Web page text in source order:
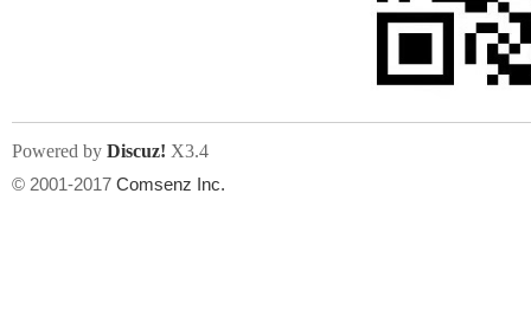
Powered by Discuz! X3.4
© 2001-2017 Comsenz Inc.